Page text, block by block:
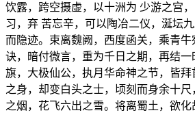
饮露，跨空摄虚，以十洲为 少游之宫
习，弃 苦忘辛，可以陶冶二仪，涎坛
而隐迹。束离魏阙，西度函关，乘青
诀，暗付微言，重为千日之期，再结
旗，大极仙公，执月华命神之节，皆
之身，却变白头之士，顷刻而身余十
之烟，花飞六出之雪。将离蜀土，欲